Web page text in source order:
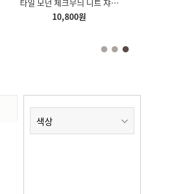
가디건
10,800원
색상